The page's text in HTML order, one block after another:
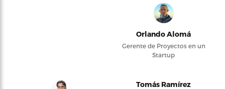
Orlando Alomá
Gerente de Proyectos en un
Startup
Tomás Ramírez